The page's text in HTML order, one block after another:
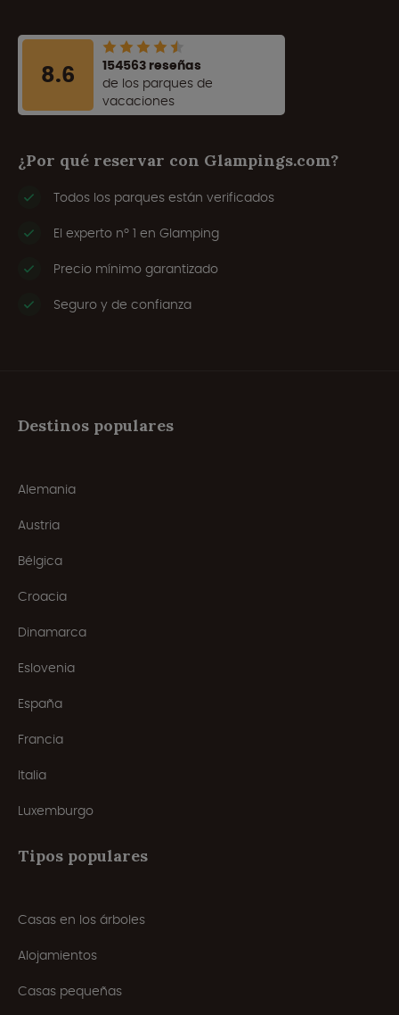
8.6
154563 reseñas
de los parques de
vacaciones
¿Por qué reservar con Glampings.com?
Todos los parques están verificados
El experto nº 1 en Glamping
Precio mínimo garantizado
Seguro y de confianza
Destinos populares
Alemania
Austria
Bélgica
Croacia
Dinamarca
Eslovenia
España
Francia
Italia
Luxemburgo
Tipos populares
Casas en los árboles
Alojamientos
Casas pequeñas